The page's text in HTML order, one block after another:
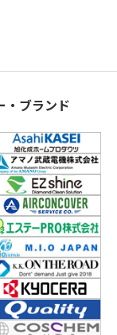
・ブランド